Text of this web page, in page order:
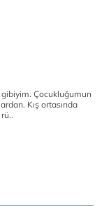
gibiyim. Çocukluğumun
Kış ortasında